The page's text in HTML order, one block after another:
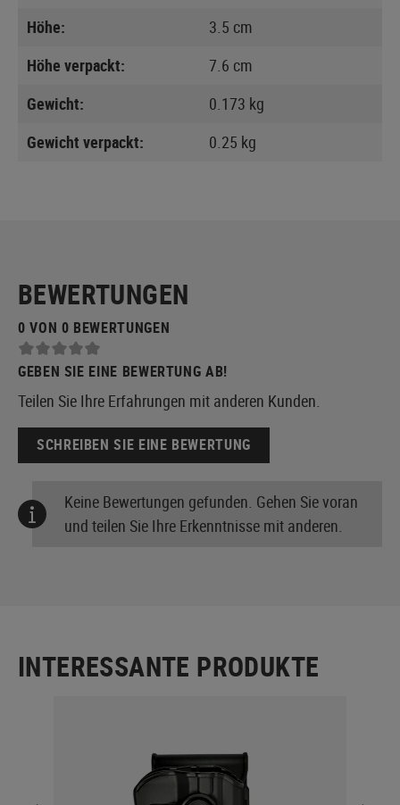
Höhe:
3.5 cm
Höhe verpackt:
7.6 cm
Gewicht:
0.173 kg
Gewicht verpackt:
0.25 kg
BEWERTUNGEN
0 VON 0 BEWERTUNGEN
GEBEN SIE EINE BEWERTUNG AB!
Teilen Sie Ihre Erfahrungen mit anderen Kunden.
SCHREIBEN SIE EINE BEWERTUNG
Keine Bewertungen gefunden. Gehen Sie voran
und teilen Sie Ihre Erkenntnisse mit anderen.
INTERESSANTE PRODUKTE